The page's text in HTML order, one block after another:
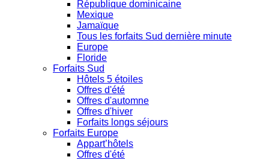
République dominicaine
Mexique
Jamaïque
Tous les forfaits Sud dernière minute
Europe
Floride
Forfaits Sud
Hôtels 5 étoiles
Offres d'été
Offres d'automne
Offres d'hiver
Forfaits longs séjours
Forfaits Europe
Appart’hôtels
Offres d'été